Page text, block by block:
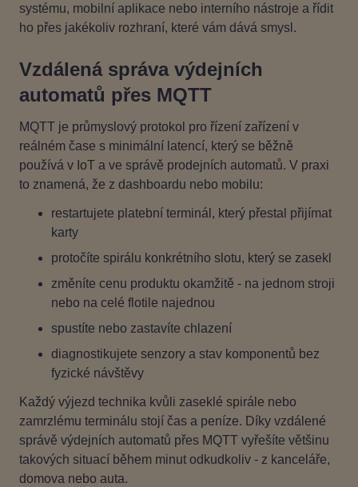
systému, mobilní aplikace nebo interního nástroje a řídit
ho přes jakékoliv rozhraní, které vám dává smysl.
Vzdálená správa výdejních
automatů přes MQTT
MQTT je průmyslový protokol pro řízení zařízení v
reálném čase s minimální latencí, který se běžně
používá v IoT a ve správě prodejních automatů. V praxi
to znamená, že z dashboardu nebo mobilu:
restartujete platební terminál, který přestal přijímat
karty
protočíte spirálu konkrétního slotu, který se zasekl
změníte cenu produktu okamžitě - na jednom stroji
nebo na celé flotile najednou
spustíte nebo zastavíte chlazení
diagnostikujete senzory a stav komponentů bez
fyzické návštěvy
Každý výjezd technika kvůli zaseklé spirále nebo
zamrzlému terminálu stojí čas a peníze. Díky vzdálené
správě výdejních automatů přes MQTT vyřešíte většinu
takových situací během minut odkudkoliv - z kanceláře,
domova nebo auta.